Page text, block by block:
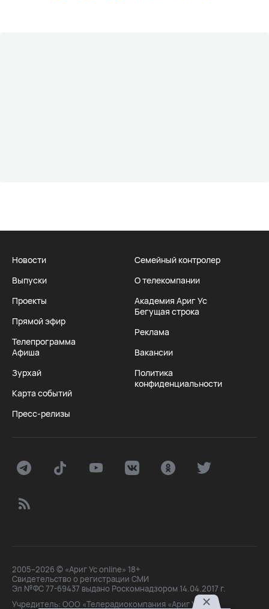
Новости
Выпуски
Проекты
Прямой эфир
Телепрограмма
Афиша
Зурхай
Карта событий
Пресс-релизы
Семейный контролер
О телекомпании
Академия Ариг Ус
Бегущая строка
Реклама
Вакансии
Политика
конфиденциальности
2005–2026 © «Ариг Ус online» 18+
Свидетельство о регистрации СМИ
Эл №ФС 77-69437 выдано Роскомнадзором 14.04.2017 г.
Учредитель: ООО «Телерадиокомпания «Ариг Ус»,